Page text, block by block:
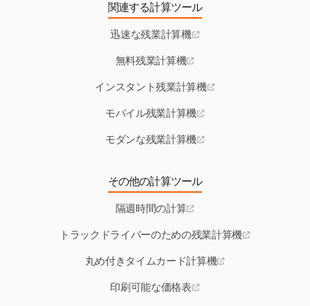
関連する計算ツール
迅速な残業計算機
無料残業計算機
インスタント残業計算機
モバイル残業計算機
モダンな残業計算機
その他の計算ツール
隔週時間の計算
トラックドライバーのための残業計算機
丸め付きタイムカード計算機
印刷可能な価格表